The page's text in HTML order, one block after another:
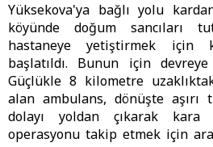
Yüksekova'ya bağlı yolu
köyünde doğum sancıları
hastaneye yetiştirmek için
başlatıldı. Bunun için
Güçlükle 8 kilometre
alan ambulans, dönüşte aşırı
dolayı yoldan çıkarak kara
operasyonu takip etmek için